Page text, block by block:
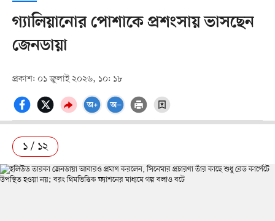
গ্যালিয়ানোর পোশাকে প্রশংসায় ভাসছেন
জেনডায়া
প্রকাশ: ০১ জুলাই ২০২৬, ১০: ১৮
১ / ১২